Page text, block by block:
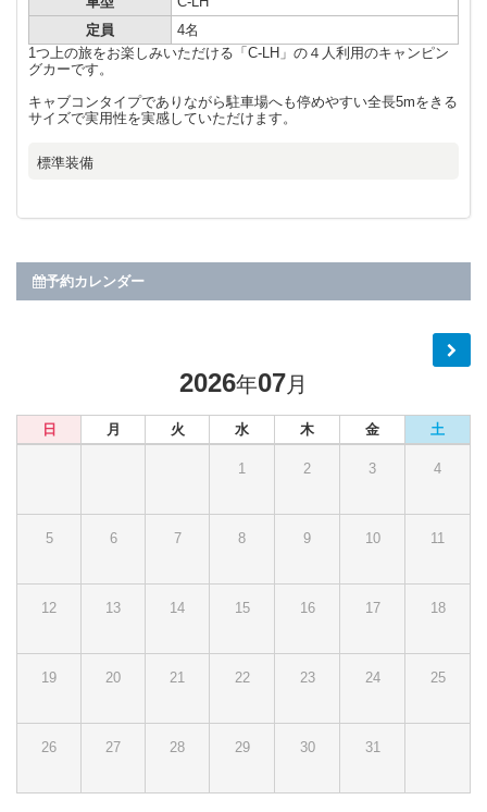
定員
4名
1つ上の旅をお楽しみいただける「C-LH」の４人利用のキャンピン
グカーです。
キャブコンタイプでありながら駐車場へも停めやすい全長5mをきる
サイズで実用性を実感していただけます。
標準装備
予約カレンダー
2026年07月
日 月 火 水 木 金 土
1 2 3 4
5 6 7 8 9 10 11
12 13 14 15 16 17 18
19 20 21 22 23 24 25
26 27 28 29 30 31